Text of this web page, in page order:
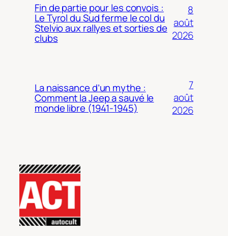
Fin de partie pour les convois :
Le Tyrol du Sud ferme le col du
Stelvio aux rallyes et sorties de
clubs
8
août
2026
La naissance d’un mythe :
Comment la Jeep a sauvé le
monde libre (1941-1945)
7
août
2026